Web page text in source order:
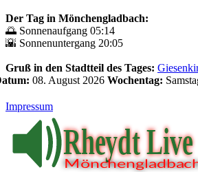
Der Tag in Mönchengladbach:
🌅 Sonnenaufgang 05:14
🌇 Sonnenuntergang 20:05
Gruß in den Stadtteil des Tages:
08. August 2026 Wochentag:
Impressum